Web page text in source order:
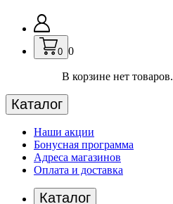
0 0
В корзине нет товаров.
Каталог
Наши акции
Бонусная программа
Адреса магазинов
Оплата и доставка
Каталог